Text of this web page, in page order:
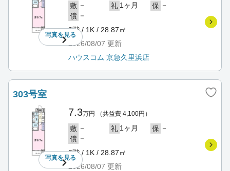
写真を見る
敷 － 礼 1ヶ月 保 －
償 －
3階 / 1K / 28.87㎡
2026/08/07 更新
ハウスコム 京急久里浜店
303号室
写真を見る
7.3万円 （共益費 4,100円）
敷 － 礼 1ヶ月 保 －
償 －
3階 / 1K / 28.87㎡
2026/08/07 更新